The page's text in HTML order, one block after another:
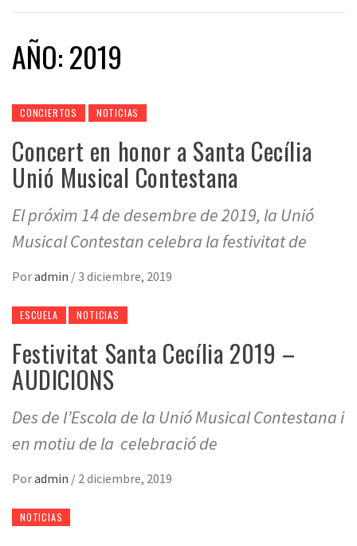
AÑO:2019
CONCIERTOS NOTICIAS
Concert en honor a Santa Cecília
Unió Musical Contestana
El próxim 14 de desembre de 2019, la Unió
Musical Contestan celebra la festivitat de
Poradmin / 3 diciembre, 2019
ESCUELA NOTICIAS
Festivitat Santa Cecília 2019 –
AUDICIONS
Des de l’Escola de la Unió Musical Contestana i
en motiu de la celebració de
Poradmin / 2 diciembre, 2019
NOTICIAS